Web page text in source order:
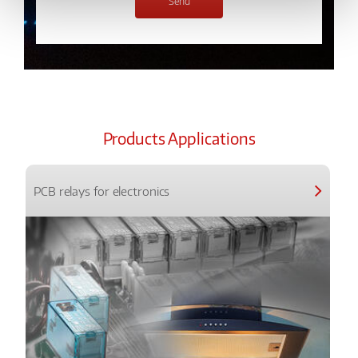
Products Applications
PCB relays for electronics